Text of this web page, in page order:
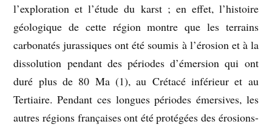
l’exploration et l’étude du karst ; en effet, l’histoire
géologique de cette région montre que les terrains
carbonatés jurassiques ont été soumis à l’érosion et à la
dissolution pendant des périodes d’émersion qui ont
duré plus de 80 Ma (1), au Crétacé inférieur et au
Tertiaire. Pendant ces longues périodes émersives, les
autres régions françaises ont été protégées des érosions-